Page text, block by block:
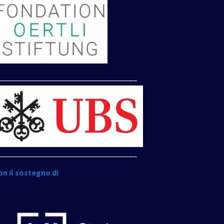
il sostegno di